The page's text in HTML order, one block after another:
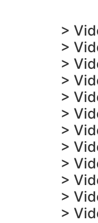
>
>
>
>
>
>
>
>
>
>
>
>